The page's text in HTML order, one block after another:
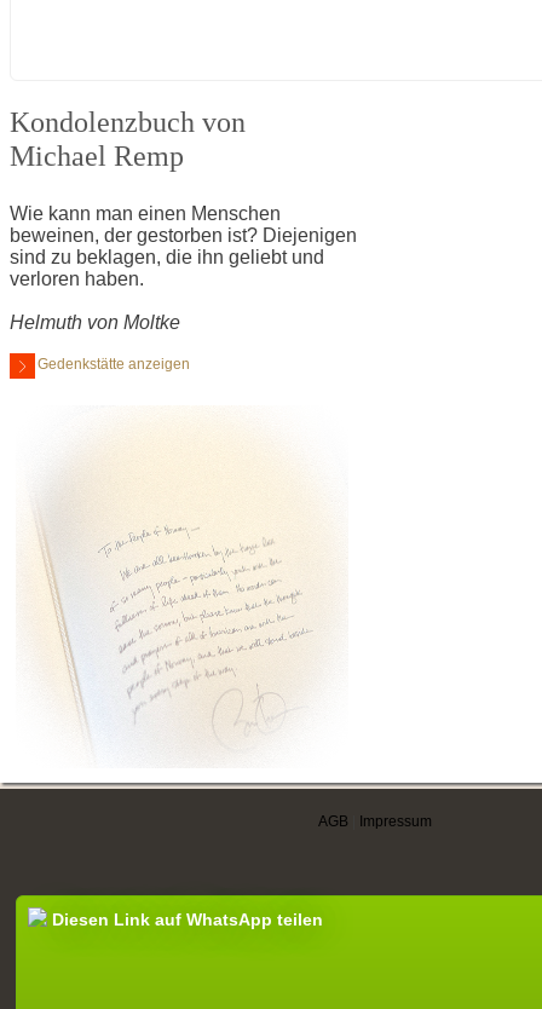
Kondolenzbuch von
Michael Remp
Wie kann man einen Menschen
beweinen, der gestorben ist? Diejenigen
sind zu beklagen, die ihn geliebt und
verloren haben.
Helmuth von Moltke
Gedenkstätte anzeigen
AGB Impressum
Diesen Link auf WhatsApp teilen